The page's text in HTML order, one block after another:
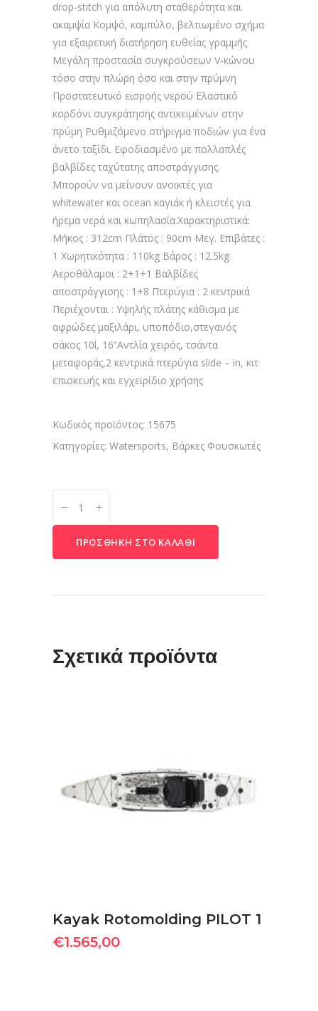
drop-stitch για απόλυτη σταθερότητα και
ακαμψία Κομψό, καμπύλο, βελτιωμένο σχήμα
για εξαιρετική διατήρηση ευθείας γραμμής
Μεγάλη προστασία συγκρούσεων V-κώνου
τόσο στην πλώρη όσο και στην πρύμνη
Προστατευτικό εισροής νερού Ελαστικό
κορδόνι συγκράτησης αντικειμένων στην
πρύμη Ρυθμιζόμενο στήριγμα ποδιών για ένα
άνετο ταξίδι. Εφοδιασμένο με πολλαπλές
βαλβίδες ταχύτατης αποστράγγισης.
Μπορούν να μείνουν ανοικτές για
whitewater και ocean καγιάκ ή κλειστές για
ήρεμα νερά και κωπηλασία.Χαρακτηριστικά:
Μήκος : 312cm Πλάτος : 90cm Μεγ. Επιβάτες :
1 Χωρητικότητα : 110kg Βάρος : 12.5kg
Αεροθάλαμοι : 2+1+1 Βαλβίδες
αποστράγγισης : 1+8 Πτερύγια : 2 κεντρικά
Περιέχονται : Υψηλής πλάτης κάθισμα με
αφρώδες μαξιλάρι, υποπόδιο,στεγανός
σάκος 10l, 16”Αντλία χειρός, τσάντα
μεταφοράς,2 κεντρικά πτερύγια slide – in, κιτ
επισκευής και εγχειρίδιο χρήσης
Κωδικός προϊόντος: 15675
Κατηγορίες: Watersports, Βάρκες Φουσκωτές
Φουσκωτές
ΠΡΟΣΘΉΚΗ ΣΤΟ ΚΑΛΆΘΙ
Σχετικά προϊόντα
ΠΡΟΣΘΉΚΗ ΣΤΟ ΚΑΛΆΘΙ
Kayak Rotomolding PILOT 1
€1.565,00